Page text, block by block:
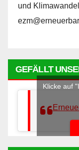
und
GEFÄLLT
Klicke auf